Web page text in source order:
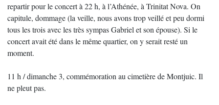
repartir pour le concert à 22 h, à l’Athénée, à Trinitat Nova. On
capitule, dommage (la veille, nous avons trop veillé et peu dormi
tous les trois avec les très sympas Gabriel et son épouse). Si le
concert avait été dans le même quartier, on y serait resté un
moment.
11 h / dimanche 3, commémoration au cimetière de Montjuic. Il
ne pleut pas.